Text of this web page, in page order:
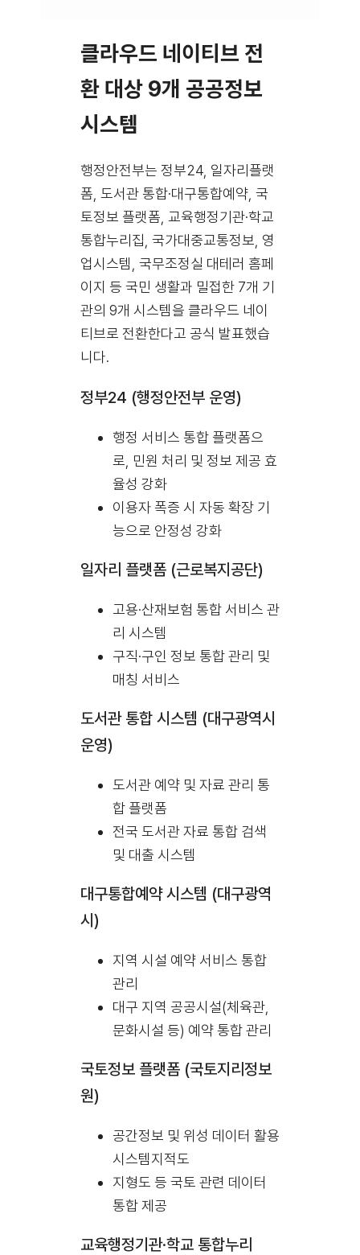
클라우드 네이티브 전
환 대상 9개 공공정보
시스템
행정안전부는 정부24, 일자리플랫
폼, 도서관 통합·대구통합예약, 국
토정보 플랫폼, 교육행정기관·학교
통합누리집, 국가대중교통정보, 영
업시스템, 국무조정실 대테러 홈페
이지 등 국민 생활과 밀접한 7개 기
관의 9개 시스템을 클라우드 네이
티브로 전환한다고 공식 발표했습
니다.
정부24 (행정안전부 운영)
행정 서비스 통합 플랫폼으
로, 민원 처리 및 정보 제공 효
율성 강화
이용자 폭증 시 자동 확장 기
능으로 안정성 강화
일자리 플랫폼 (근로복지공단)
고용·산재보험 통합 서비스 관
리 시스템
구직·구인 정보 통합 관리 및
매칭 서비스
도서관 통합 시스템 (대구광역시
운영)
도서관 예약 및 자료 관리 통
합 플랫폼
전국 도서관 자료 통합 검색
및 대출 시스템
대구통합예약 시스템 (대구광역
시)
지역 시설 예약 서비스 통합
관리
대구 지역 공공시설(체육관,
문화시설 등) 예약 통합 관리
국토정보 플랫폼 (국토지리정보
원)
공간정보 및 위성 데이터 활용
시스템지적도
지형도 등 국토 관련 데이터
통합 제공
교육행정기관·학교 통합누리